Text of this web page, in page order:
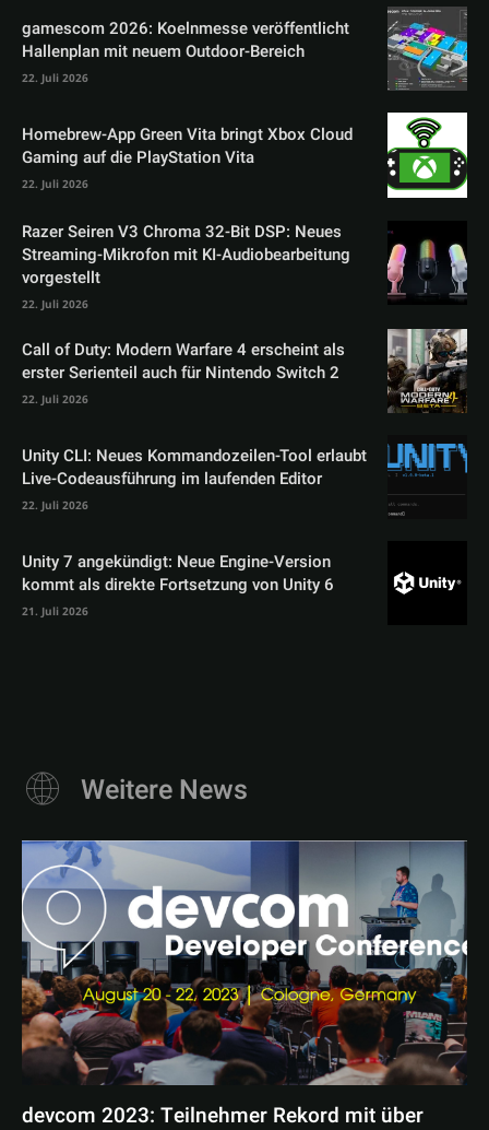
gamescom 2026: Koelnmesse veröffentlicht
Hallenplan mit neuem Outdoor-Bereich
22. Juli 2026
Homebrew-App Green Vita bringt Xbox Cloud
Gaming auf die PlayStation Vita
22. Juli 2026
Razer Seiren V3 Chroma 32-Bit DSP: Neues
Streaming-Mikrofon mit KI-Audiobearbeitung
vorgestellt
22. Juli 2026
Call of Duty: Modern Warfare 4 erscheint als
erster Serienteil auch für Nintendo Switch 2
22. Juli 2026
Unity CLI: Neues Kommandozeilen-Tool erlaubt
Live-Codeausführung im laufenden Editor
22. Juli 2026
Unity 7 angekündigt: Neue Engine-Version
kommt als direkte Fortsetzung von Unity 6
21. Juli 2026
Weitere News
devcom 2023: Teilnehmer Rekord mit über